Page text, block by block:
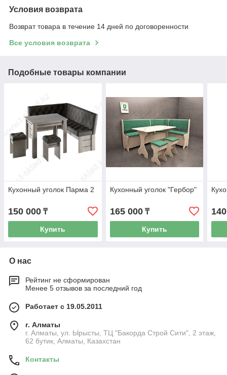
Условия возврата
Возврат товара в течение 14 дней по договоренности
Все условия возврата
Подобные товары компании
Кухонный уголок Парма 2
150 000 ₸
Купить
Кухонный уголок "Гербор"
165 000₸
Купить
О нас
Рейтинг не сформирован
Менее 5 отзывов за последний год
Работает с 19.05.2011
г. Алматы
г. Алматы, ул. Ырысты, ТЦ "Бакорда Строй Сити", 2 этаж,
62 бутик, Алматы, Казахстан
Контакты